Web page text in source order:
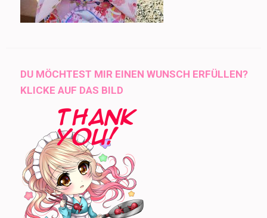
DU MÖCHTEST MIR EINEN WUNSCH ERFÜLLEN?
KLICKE AUF DAS BILD